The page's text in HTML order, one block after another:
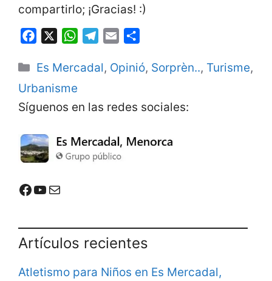
compartirlo; ¡Gracias! :)
c
e
o
k
W
a
A
p
l
r
m
a
a
Categorías
Es Mercadal, Opinió, Sorprèn.., Turisme,
Urbanisme
Síguenos en las redes sociales:
Mercadal Online en Facebook
Mercadal Online en Youtube
Email de contacto
Artículos recientes
Atletismo para Niños en Es Mercadal,